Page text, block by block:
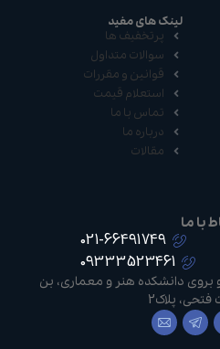
لینک های مفید
پرتخفیف ها
سوالات متداول
قوانین و مقررات
استعلام قیمت
تماس با ما
درباره ما
مقالات
با ما
021-66491749
09333523461
بروی دانشکده هنر و معماری، بن
پلاک2